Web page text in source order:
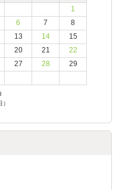
1
6 7
8
13 14
15
20 21
22
27 28
29